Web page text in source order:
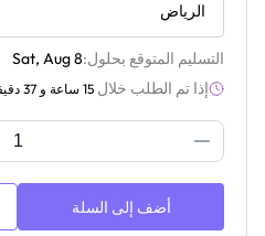
الرياض
التسليم المتوقع بحلول:Sat, Aug 8
إذا تم الطلب خلال 15 ساعة و 37 دقيقة
أضف إلى السلة